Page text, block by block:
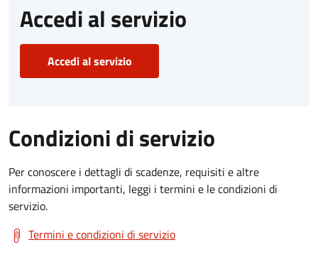
Accedi al servizio
Accedi al servizio
Condizioni di servizio
Per conoscere i dettagli di scadenze, requisiti e altre
informazioni importanti, leggi i termini e le condizioni di
servizio.
Termini e condizioni di servizio